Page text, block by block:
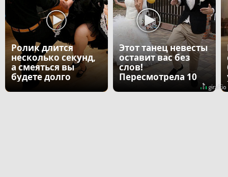
Ролик длится
несколько секунд,
а смеяться вы
будете долго
Этот танец невесты
оставит вас без
слов!
Пересмотрела 10